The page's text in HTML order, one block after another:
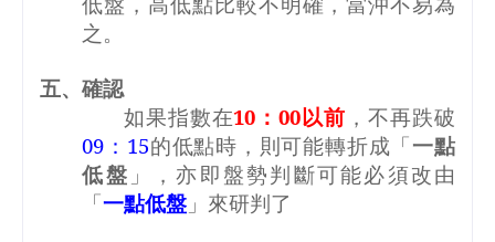
之。
五、確認
如果指數在10 ：00以前 ，不再跌破
09 ： 15的低點時，則可能轉折成「一點
低盤 」，亦即盤勢判斷可能必須改由
「一點低盤 」來研判了